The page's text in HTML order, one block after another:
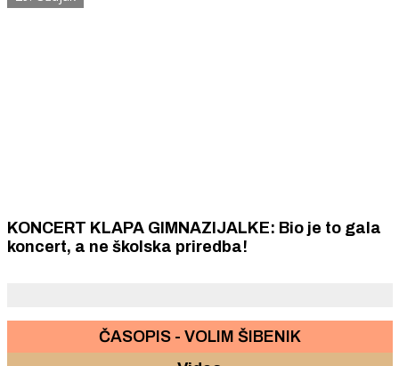
KONCERT KLAPA GIMNAZIJALKE: Bio je to gala
koncert, a ne školska priredba!
ČASOPIS - VOLIM ŠIBENIK